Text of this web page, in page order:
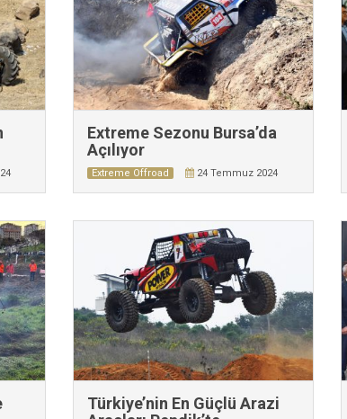
Extreme Sezonu Bursa’da
Açılıyor
Extreme Offroad 24 Temmuz 2024
Türkiye’nin En Güçlü Arazi